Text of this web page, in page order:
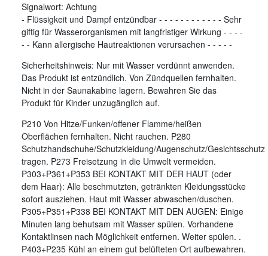
Signalwort: Achtung
- Flüssigkeit und Dampf entzündbar - - - - - - - - - - - - Sehr
giftig für Wasserorganismen mit langfristiger Wirkung - - - -
- - Kann allergische Hautreaktionen verursachen - - - - -
Sicherheitshinweis: Nur mit Wasser verdünnt anwenden.
Das Produkt ist entzündlich. Von Zündquellen fernhalten.
Nicht in der Saunakabine lagern. Bewahren Sie das
Produkt für Kinder unzugänglich auf.
P210 Von Hitze/Funken/offener Flamme/heißen
Oberflächen fernhalten. Nicht rauchen. P280
Schutzhandschuhe/Schutzkleidung/Augenschutz/Gesichtsschutz
tragen. P273 Freisetzung in die Umwelt vermeiden.
P303+P361+P353 BEI KONTAKT MIT DER HAUT (oder
dem Haar): Alle beschmutzten, getränkten Kleidungsstücke
sofort ausziehen. Haut mit Wasser abwaschen/duschen.
P305+P351+P338 BEI KONTAKT MIT DEN AUGEN: Einige
Minuten lang behutsam mit Wasser spülen. Vorhandene
Kontaktlinsen nach Möglichkeit entfernen. Weiter spülen. .
P403+P235 Kühl an einem gut belüfteten Ort aufbewahren.